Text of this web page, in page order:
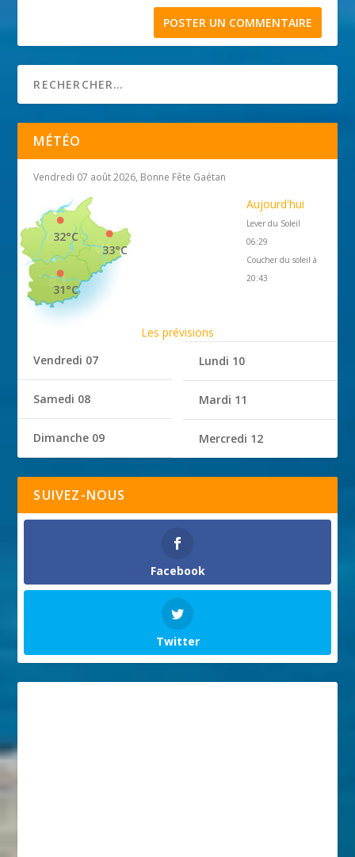
MÉTÉO
Vendredi 07 août 2026, Bonne Fête Gaétan
33°C
32°C
31°C
Aujourd'hui
Lever du Soleil
06:29
Coucher du soleil à
20:43
Les prévisions
Vendredi 07
Samedi 08
Dimanche 09
Lundi 10
Mardi 11
Mercredi 12
SUIVEZ-NOUS
Facebook
Twitter